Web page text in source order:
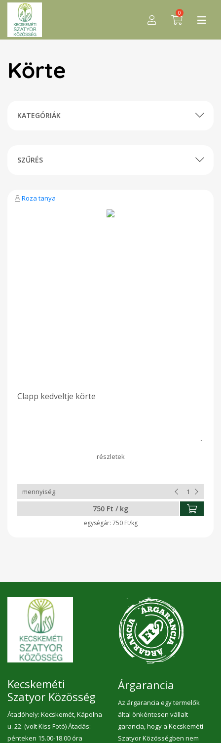
0
Körte
KATEGÓRIÁK
SZŰRÉS
Roza tanya
Clapp kedveltje körte
750 Ft / kg
750 Ft/kg
Kecskeméti
Szatyor Közösség
Átadóhely: Kecskemét, Kápolna
u. 22. (volt Kiss Fotó) Átadás:
pénteken 15.00-18.00 óra
Árgarancia
Az árgarancia egy termelők
által önkéntesen vállalt
garancia, hogy a Kecskeméti
Szatyor Közösségben nem